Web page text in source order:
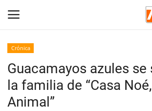
Inicio
Crónica
Crónica
Guacamayos azules se
la familia de “Casa
Animal”